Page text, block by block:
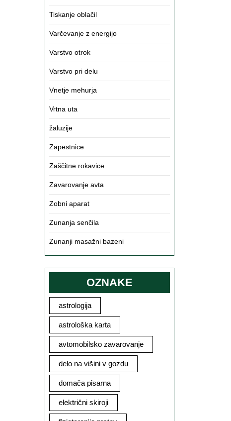
Tiskanje oblačil
Varčevanje z energijo
Varstvo otrok
Varstvo pri delu
Vnetje mehurja
Vrtna uta
žaluzije
Zapestnice
Zaščitne rokavice
Zavarovanje avta
Zobni aparat
Zunanja senčila
Zunanji masažni bazeni
OZNAKE
astrologija
astrološka karta
avtomobilsko zavarovanje
delo na višini v gozdu
domača pisarna
električni skiroji